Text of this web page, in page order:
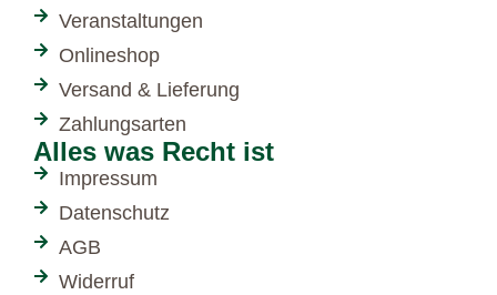
Veranstaltungen
Onlineshop
Versand & Lieferung
Zahlungsarten
Alles was Recht ist
Impressum
Datenschutz
AGB
Widerruf